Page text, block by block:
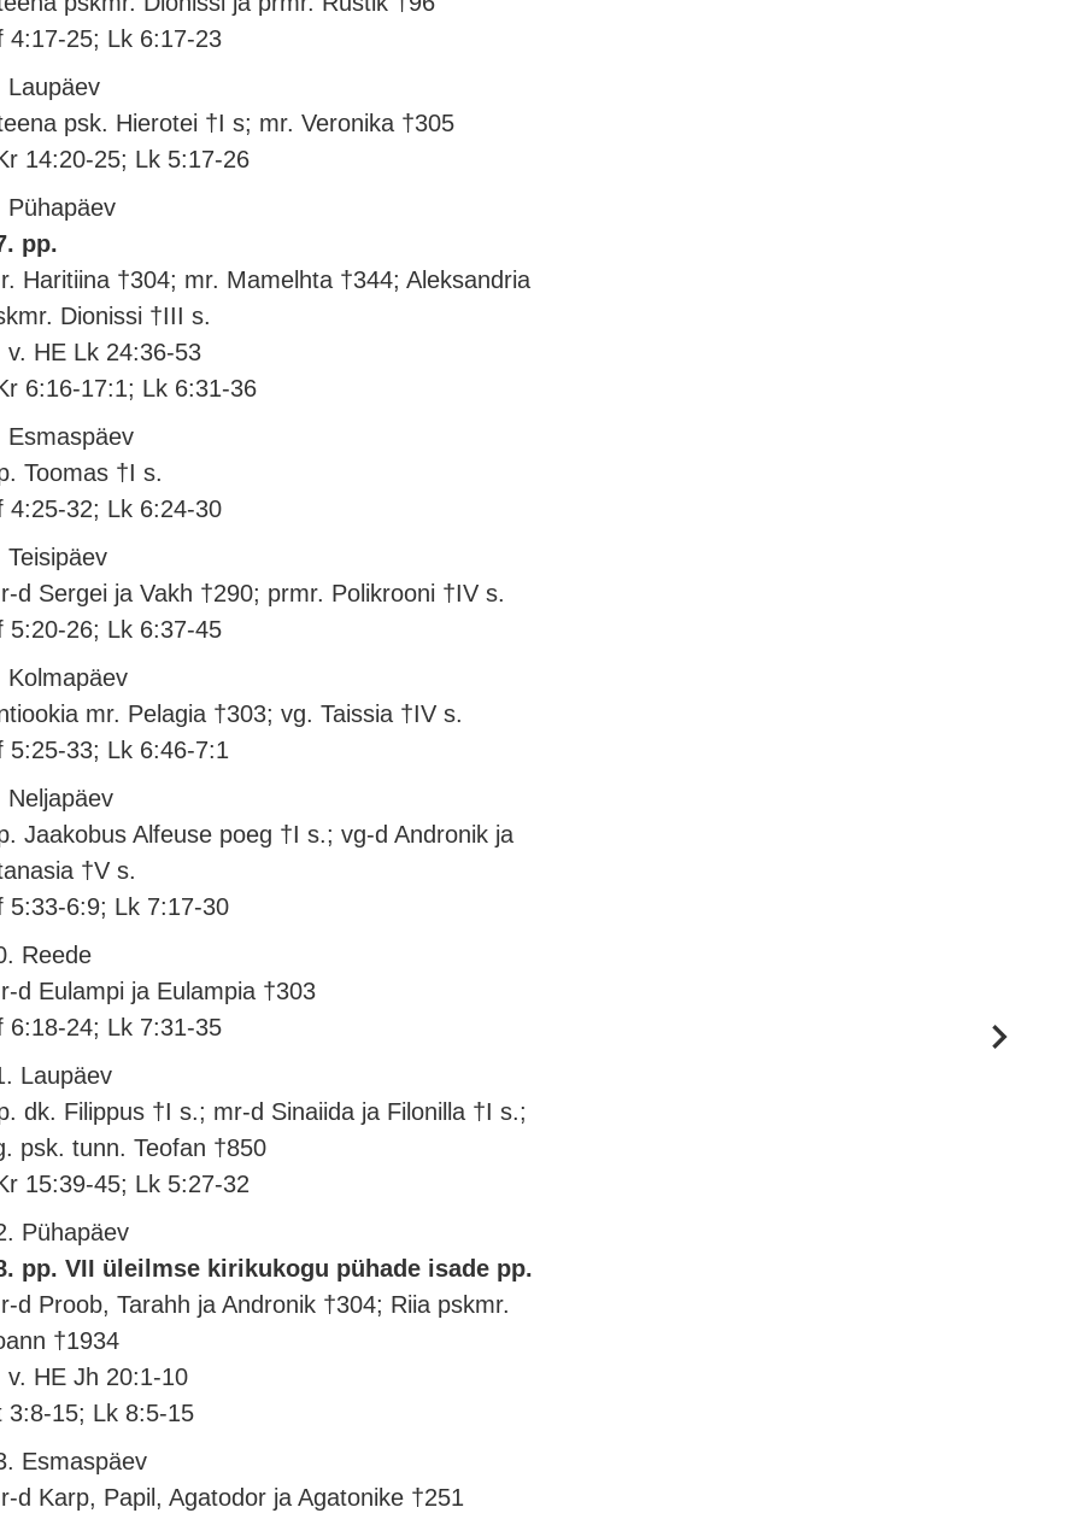
4:17-25; Lk 6:17-23
Laupäev
psk. Hierotei †I s; mr. Veronika †305
14:20-25; Lk 5:17-26
Pühapäev
pp.
Haritiina †304; mr. Mamelhta †344; Aleksandria
Dionissi †III s.
v. HE Lk 24:36-53
6:16-17:1; Lk 6:31-36
Esmaspäev
Toomas †I s.
4:25-32; Lk 6:24-30
Teisipäev
d Sergei ja Vakh †290; prmr. Polikrooni †IV s.
5:20-26; Lk 6:37-45
Kolmapäev
mr. Pelagia †303; vg. Taissia †IV s.
5:25-33; Lk 6:46-7:1
Neljapäev
Jaakobus Alfeuse poeg †I s.; vg-d Andronik ja
†V s.
5:33-6:9; Lk 7:17-30
Reede
d Eulampi ja Eulampia †303
6:18-24; Lk 7:31-35
Laupäev
dk. Filippus †I s.; mr-d Sinaiida ja Filonilla †I s.;
psk. tunn. Teofan †850
15:39-45; Lk 5:27-32
Pühapäev
pp. VII üleilmse kirikukogu pühade isade pp.
d Proob, Tarahh ja Andronik †304; Riia pskmr.
†1934
v. HE Jh 20:1-10
3:8-15; Lk 8:5-15
Esmaspäev
d Karp, Papil, Agatodor ja Agatonike †251